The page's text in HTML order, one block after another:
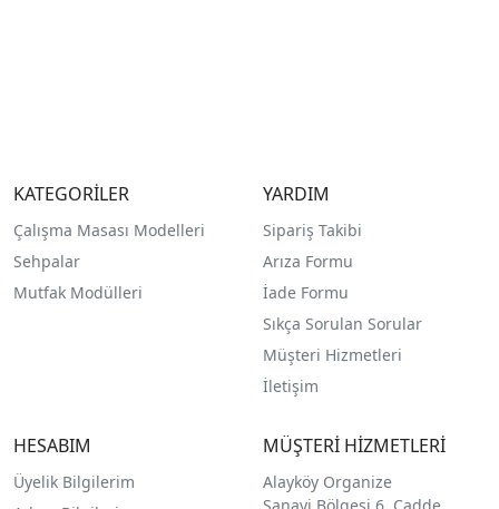
KATEGORİLER
Çalışma Masası Modelleri
Sehpalar
Mutfak Modülleri
YARDIM
Sipariş Takibi
Arıza Formu
İade Formu
Sıkça Sorulan Sorular
Müşteri Hizmetleri
İletişim
HESABIM
Üyelik Bilgilerim
MÜŞTERİ HİZMETLERİ
Alayköy Organize